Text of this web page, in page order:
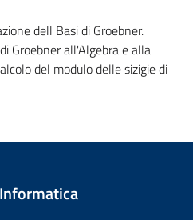
dell Basi di Groebner.
Groebner all'Algebra e alla
del modulo delle sizigie di